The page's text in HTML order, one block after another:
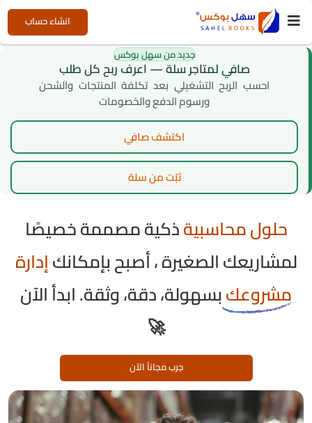
انشاء حساب
جديد من سهل بوكس
صافي لمتاجر سلة—اعرف ربح كل طلب
احسب الربح التشغيلي بعد تكلفة المنتجات والشحن
ورسوم الدفع والخصومات
اكتشف صافي
ثبّت من سلة
حلول محاسبيةذكية مصممة خصيصًا
لمشاريعك الصغيرة ، أصبح بإمكانكإدارة
مشروعكبسهولة، دقة، وثقة. ابدأ الآن
🚀
جرب مجاناً الآن